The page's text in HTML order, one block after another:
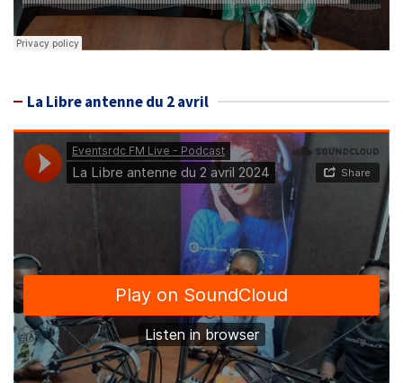
La Libre antenne du 2 avril